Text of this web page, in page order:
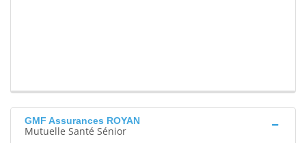
GMF Assurances ROYAN
Mutuelle Santé Sénior